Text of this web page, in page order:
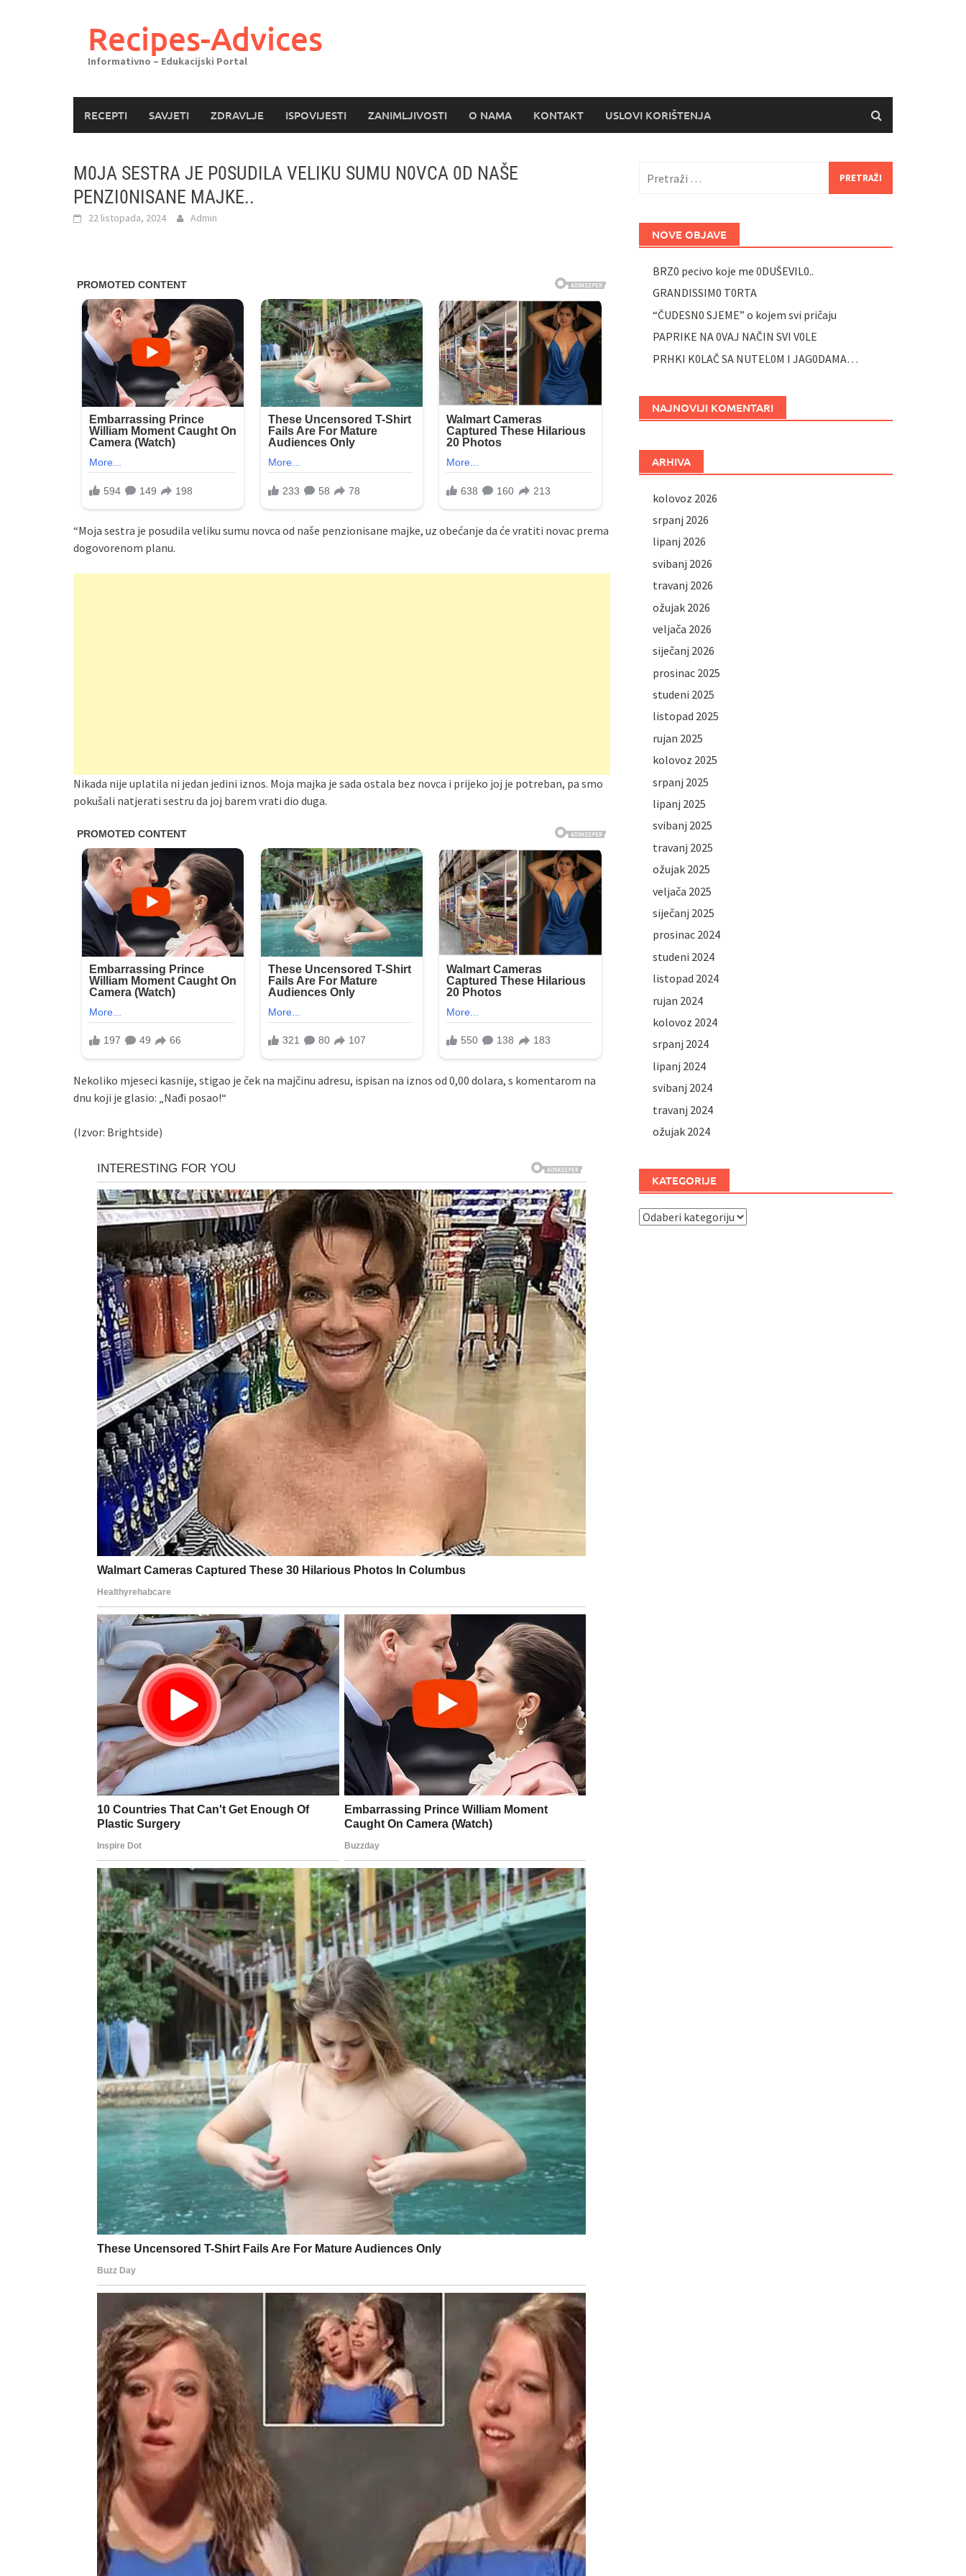
Recipes-Advices
Informativno – Edukacijski Portal
RECEPTI SAVJETI ZDRAVLJE ISPOVIJESTI ZANIMLJIVOSTI O NAMA KONTAKT USLOVI KORIŠTENJA
M0JA SESTRA JE P0SUDILA VELIKU SUMU N0VCA 0D NAŠE
PENZI0NISANE MAJKE..
22 listopada, 2024 Admin
“Moja sestra je posudila veliku sumu novca od naše penzionisane majke, uz obećanje da će vratiti novac prema
dogovorenom planu.
Nikada nije uplatila ni jedan jedini iznos. Moja majka je sada ostala bez novca i prijeko joj je potreban, pa smo
pokušali natjerati sestru da joj barem vrati dio duga.
Nekoliko mjeseci kasnije, stigao je ček na majčinu adresu, ispisan na iznos od 0,00 dolara, s komentarom na
dnu koji je glasio: „Nađi posao!“
(Izvor: Brightside)
NOVE OBJAVE
BRZ0 pecivo koje me 0DUŠEVIL0..
GRANDISSIM0 T0RTA
“ČUDESN0 SJEME” o kojem svi pričaju
PAPRIKE NA 0VAJ NAČIN SVI V0LE
PRHKI K0LAČ SA NUTEL0M I JAG0DAMA…
NAJNOVIJI KOMENTARI
ARHIVA
kolovoz 2026
srpanj 2026
lipanj 2026
svibanj 2026
travanj 2026
ožujak 2026
veljača 2026
siječanj 2026
prosinac 2025
studeni 2025
listopad 2025
rujan 2025
kolovoz 2025
srpanj 2025
lipanj 2025
svibanj 2025
travanj 2025
ožujak 2025
veljača 2025
siječanj 2025
prosinac 2024
studeni 2024
listopad 2024
rujan 2024
kolovoz 2024
srpanj 2024
lipanj 2024
svibanj 2024
travanj 2024
ožujak 2024
KATEGORIJE
Kategorije